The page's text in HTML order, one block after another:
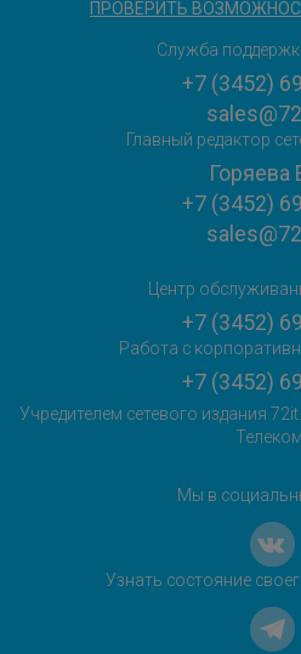
ПРОВЕРИТЬ
Служба
+7 (3452)
Главный редактор
Горяева
+7 (3452)
Центр
+7 (3452)
Работа с
+7 (3452)
Учредителем сетевого издания
Мы в
Узнать состояние